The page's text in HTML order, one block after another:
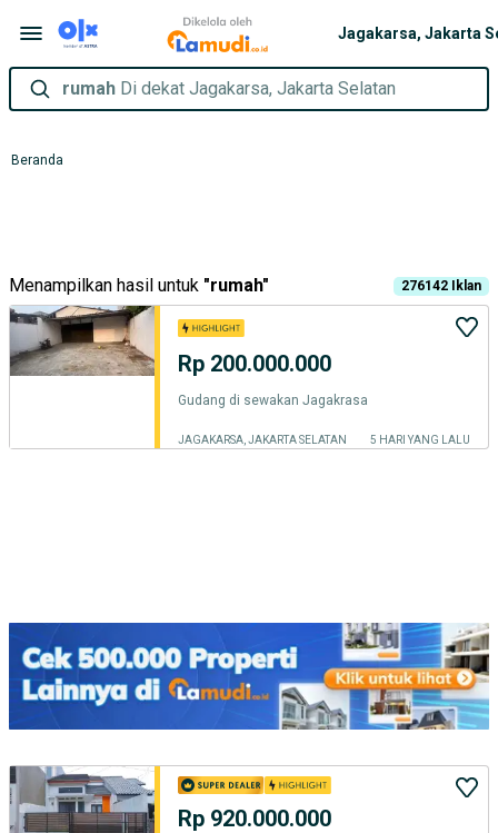
rumah Di dekat Jagakarsa, Jakarta Selatan
Beranda
Menampilkan hasil untuk "rumah" 276142 Iklan
Rp 200.000.000
Gudang di sewakan Jagakrasa
JAGAKARSA, JAKARTA SELATAN 5 HARI YANG LALU
Rp 920.000.000